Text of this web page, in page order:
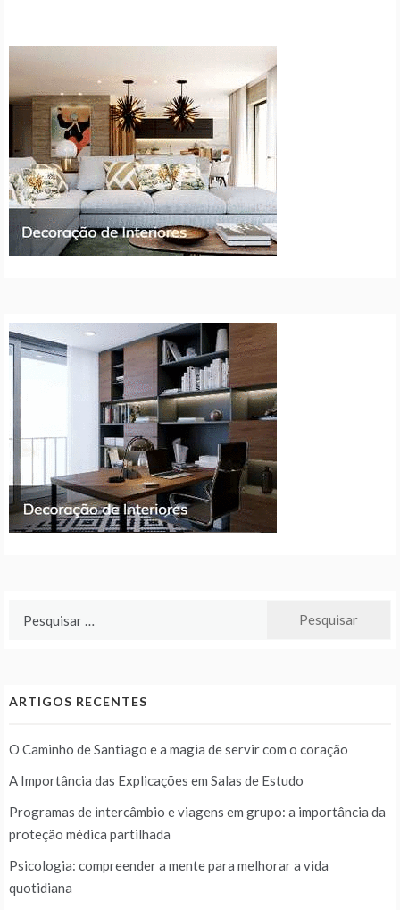
artigos
ARTIGOS RECENTES
O Caminho de Santiago e a magia de servir com o coração
A Importância das Explicações em Salas de Estudo
Programas de intercâmbio e viagens em grupo: a importância da
proteção médica partilhada
Psicologia: compreender a mente para melhorar a vida
quotidiana